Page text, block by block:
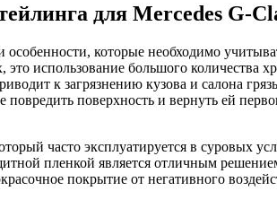
для Mercedes G-
особенности, которые необходимо
это использование большого количества
к загрязнению кузова и салона
повредить поверхность и вернуть ей
часто эксплуатируется в суровых
пленкой является отличным
покрытие от негативного